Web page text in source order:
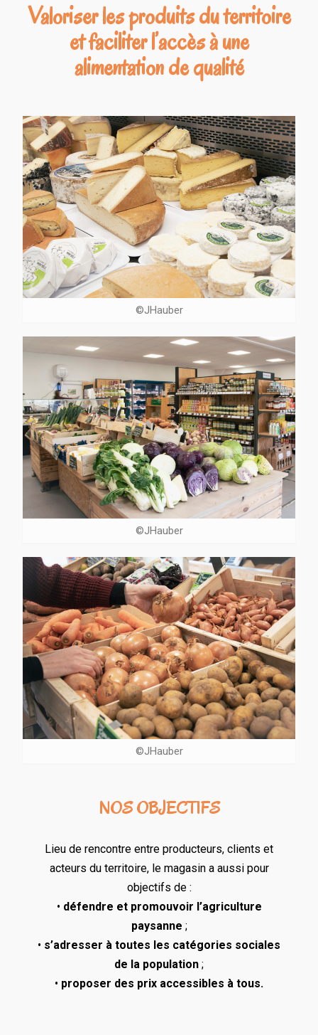
Valoriser les produits du territoire
et faciliter l’accès à une
alimentation de qualité
©JHauber
©JHauber
©JHauber
NOS OBJECTIFS
Lieu de rencontre entre producteurs, clients et
acteurs du territoire, le magasin a aussi pour
objectifs de :
• défendre et promouvoir l’agriculture
paysanne ;
• s’adresser à toutes les catégories sociales
de la population ;
• proposer des prix accessibles à tous.